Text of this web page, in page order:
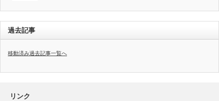
過去記事
移動済み過去記事一覧へ
リンク